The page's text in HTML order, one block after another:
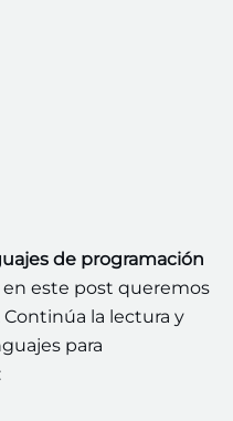
de programación
en este post queremos
la lectura y
para